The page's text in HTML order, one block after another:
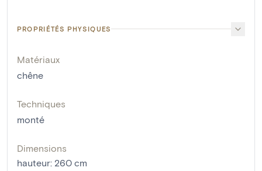
PROPRIÉTÉS PHYSIQUES
Matériaux
chêne
Techniques
monté
Dimensions
hauteur: 260 cm